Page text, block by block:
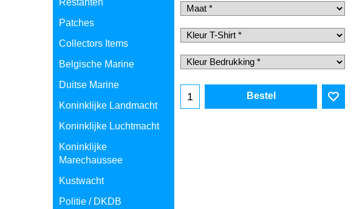
Restanten
Patches
Collectors Items
Belgische Marine
Duitse Marine
Koninklijke Landmacht
Koninklijke Luchtmacht
Koninklijke
Marechaussee
Kustwacht
Politie / DKDB